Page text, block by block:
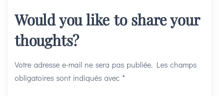
Would you like to share your
thoughts?
Votre adresse e-mail ne sera pas publiée. Les champs
obligatoires sont indiqués avec *